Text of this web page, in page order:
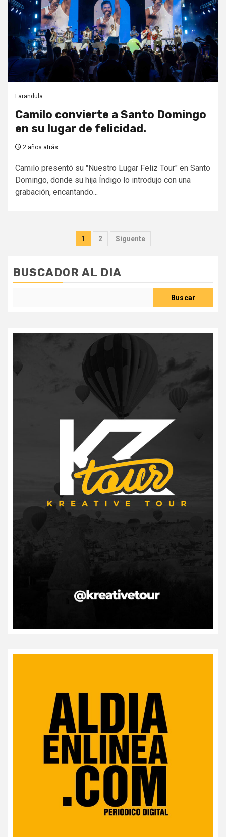
Farandula
Camilo convierte a Santo Domingo
en su lugar de felicidad.
2 años atrás
Camilo presentó su "Nuestro Lugar Feliz Tour" en Santo
Domingo, donde su hija Índigo lo introdujo con una
grabación, encantando...
Paginación
entradas
1 2 Siguente
BUSCADOR AL DIA
Buscar